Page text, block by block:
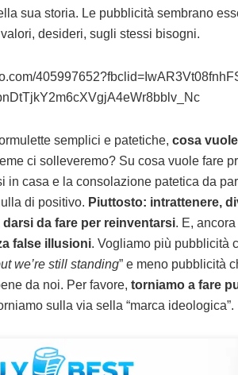
sua storia. Le pubblicità sembrano
desideri, sugli stessi bisogni.
semplici e patetiche, cosa
ci solleveremo? Su cosa vuole fare
in casa e la consolazione patetica da
di positivo. Piuttosto: intrattenere,
da fare per reinventarsi. E,
false illusioni. Vogliamo più pubblicità
we’re still standing” e meno pubblicità
da noi. Per favore, torniamo a fare
sulla via sella “marca ideologica”.